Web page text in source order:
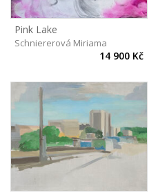
Pink Lake
Schniererová Miriama
14 900 Kč